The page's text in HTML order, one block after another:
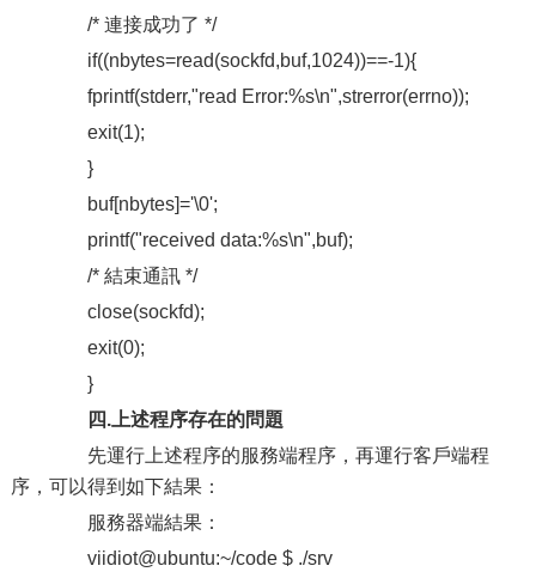
/* 連接成功了 */
if((nbytes=read(sockfd,buf,1024))==-1){
fprintf(stderr,"read Error:%s\n",strerror(errno));
exit(1);
}
buf[nbytes]='\0';
printf("received data:%s\n",buf);
/* 結束通訊 */
close(sockfd);
exit(0);
}
四.上述程序存在的問題
先運行上述程序的服務端程序，再運行客戶端程
序，可以得到如下結果：
服務器端結果：
viidiot@ubuntu:~/code $ ./srv